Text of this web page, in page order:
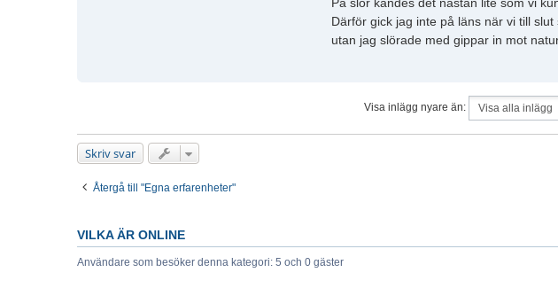
Därför gick jag inte på läns när vi till
utan jag slörade med gippar in mot
Visa inlägg nyare än:
Skriv svar
Återgå till "Egna erfarenheter"
VILKA ÄR ONLINE
Användare som besöker denna kategori: 5 och 0 gäster